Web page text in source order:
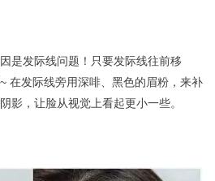
是发际线问题！只要发际线往前移
在发际线旁用深啡、黑色的眉粉，来补
影，让脸从视觉上看起更小一些。